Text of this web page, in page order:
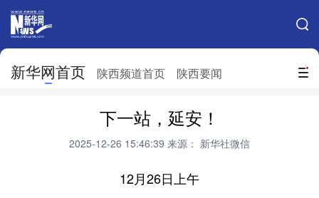
搜索
新华网首页 陕西频道首页 陕西要闻
网站地图
河北
福建
下一站，延安！
2025-12-26 15:46:39 来源： 新华社微信
12月26日上午